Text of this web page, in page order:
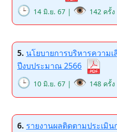
🕒 14 มิ.ย. 67 | 👁️ 142 ครั้ง
5. นโยบายการบริหารความเ
ปีงบประมาณ 2566
🕒 10 มิ.ย. 67 | 👁️ 148 ครั้ง
6. รายงานผลติดตามประเมิ